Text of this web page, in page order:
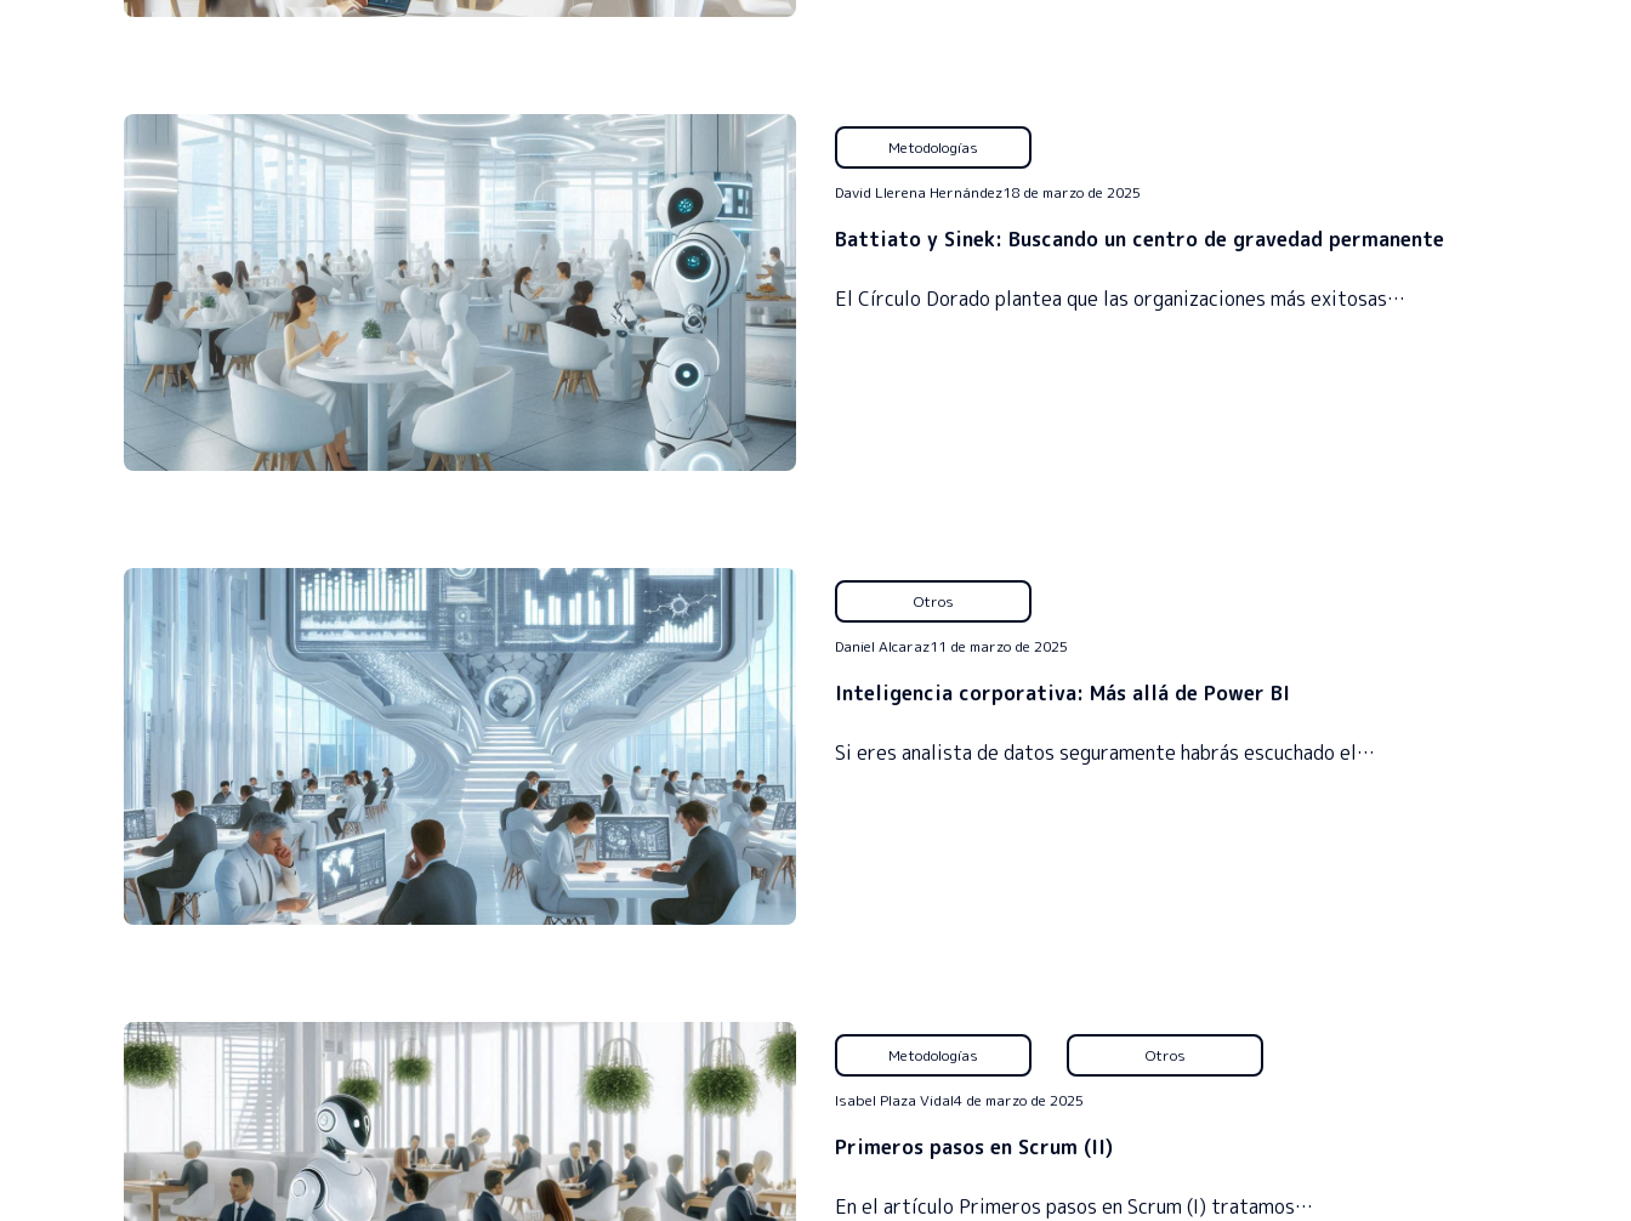
Metodologías
David Llerena Hernández18 de marzo de 2025
Battiato y Sinek: Buscando un centro de gravedad permanente
El Círculo Dorado plantea que las organizaciones más exitosas…
Otros
Daniel Alcaraz11 de marzo de 2025
Inteligencia corporativa: Más allá de Power BI
Si eres analista de datos seguramente habrás escuchado el…
Metodologías Otros
Isabel Plaza Vidal4 de marzo de 2025
Primeros pasos en Scrum (II)
En el artículo Primeros pasos en Scrum (I) tratamos…